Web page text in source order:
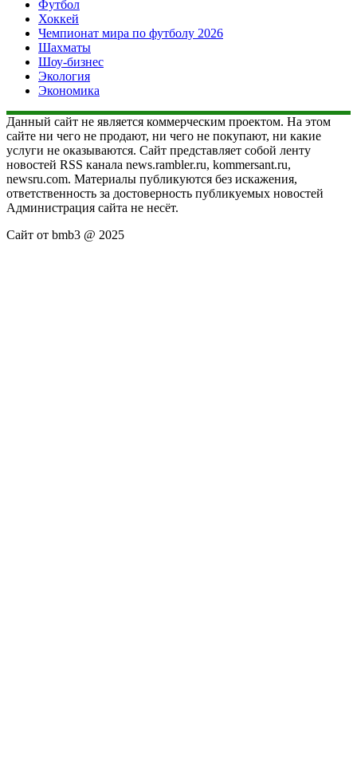
Футбол
Хоккей
Чемпионат мира по футболу 2026
Шахматы
Шоу-бизнес
Экология
Экономика
Данный сайт не является коммерческим проектом. На этом
сайте ни чего не продают, ни чего не покупают, ни какие
услуги не оказываются. Сайт представляет собой ленту
новостей RSS канала news.rambler.ru, kommersant.ru,
newsru.com. Материалы публикуются без искажения,
ответственность за достоверность публикуемых новостей
Администрация сайта не несёт.
Сайт от bmb3 @ 2025